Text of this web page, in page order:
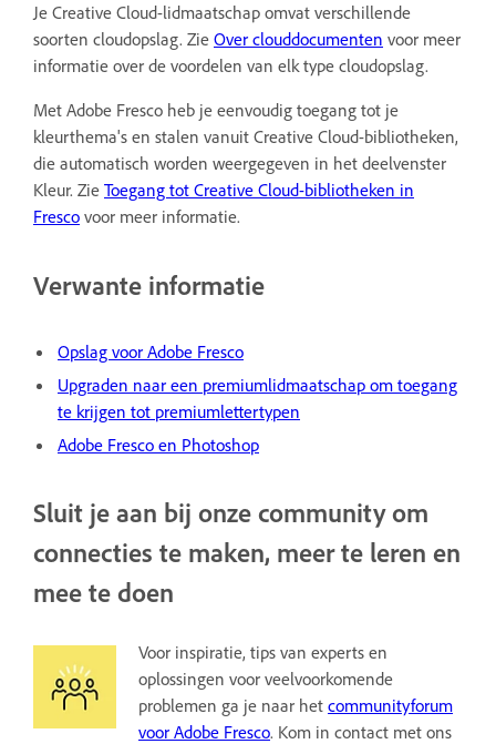
Je Creative Cloud-lidmaatschap omvat verschillende
soorten cloudopslag. Zie Over clouddocumenten voor meer
informatie over de voordelen van elk type cloudopslag.
Met Adobe Fresco heb je eenvoudig toegang tot je
kleurthema's en stalen vanuit Creative Cloud-bibliotheken,
die automatisch worden weergegeven in het deelvenster
Kleur. Zie Toegang tot Creative Cloud-bibliotheken in
Fresco voor meer informatie.
Verwante informatie
Opslag voor Adobe Fresco
Upgraden naar een premiumlidmaatschap om toegang
te krijgen tot premiumlettertypen
Adobe Fresco en Photoshop
Sluit je aan bij onze community om
connecties te maken, meer te leren en
mee te doen
Voor inspiratie, tips van experts en
oplossingen voor veelvoorkomende
problemen ga je naar het communityforum
voor Adobe Fresco. Kom in contact met ons